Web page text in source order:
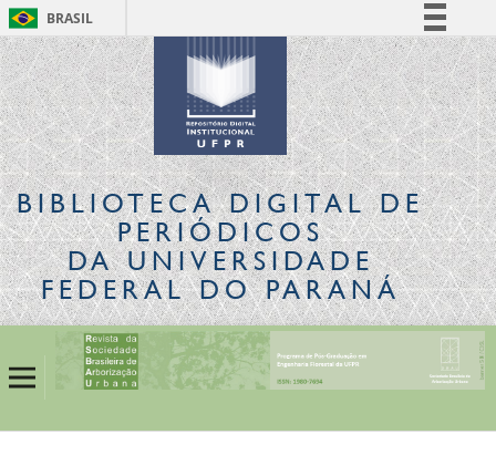
BRASIL
Simplifique!
Comunica BR
Participe
Acesso à informação
Legislação
Canais
BIBLIOTECA DIGITALDE
PERIÓDICOS
DA UNIVERSIDADE
FEDERAL DO PARANÁ